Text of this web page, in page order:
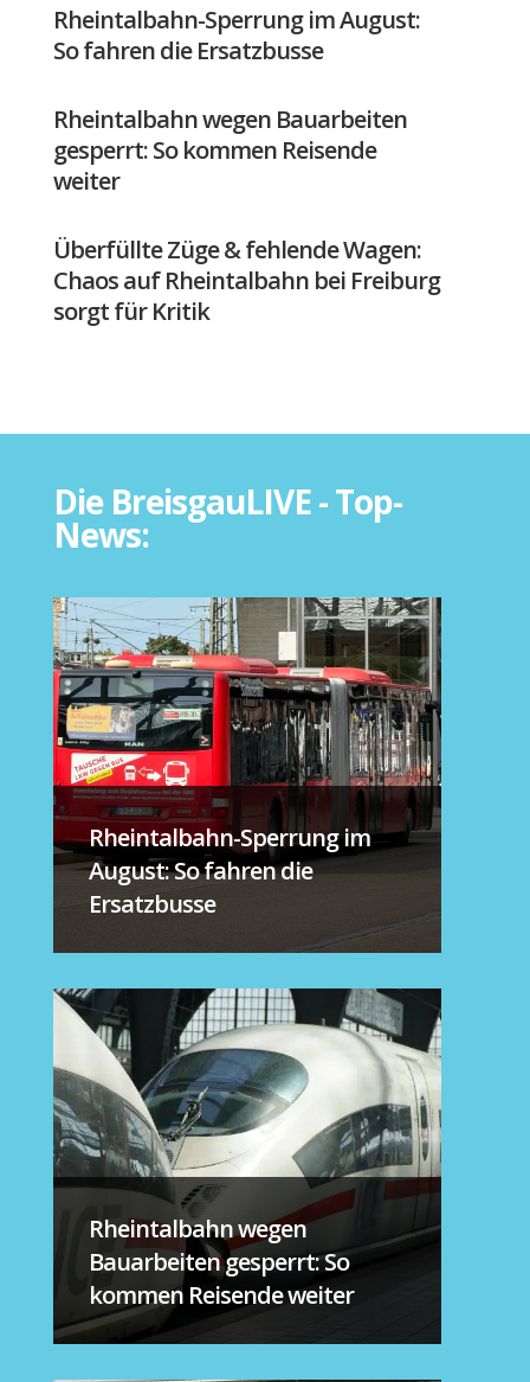
Rheintalbahn-Sperrung im August:
So fahren die Ersatzbusse
Rheintalbahn wegen Bauarbeiten
gesperrt: So kommen Reisende
weiter
Überfüllte Züge & fehlende Wagen:
Chaos auf Rheintalbahn bei Freiburg
sorgt für Kritik
Die BreisgauLIVE - Top-
News:
Rheintalbahn-Sperrung im
August: So fahren die
Ersatzbusse
Rheintalbahn wegen
Bauarbeiten gesperrt: So
kommen Reisende weiter